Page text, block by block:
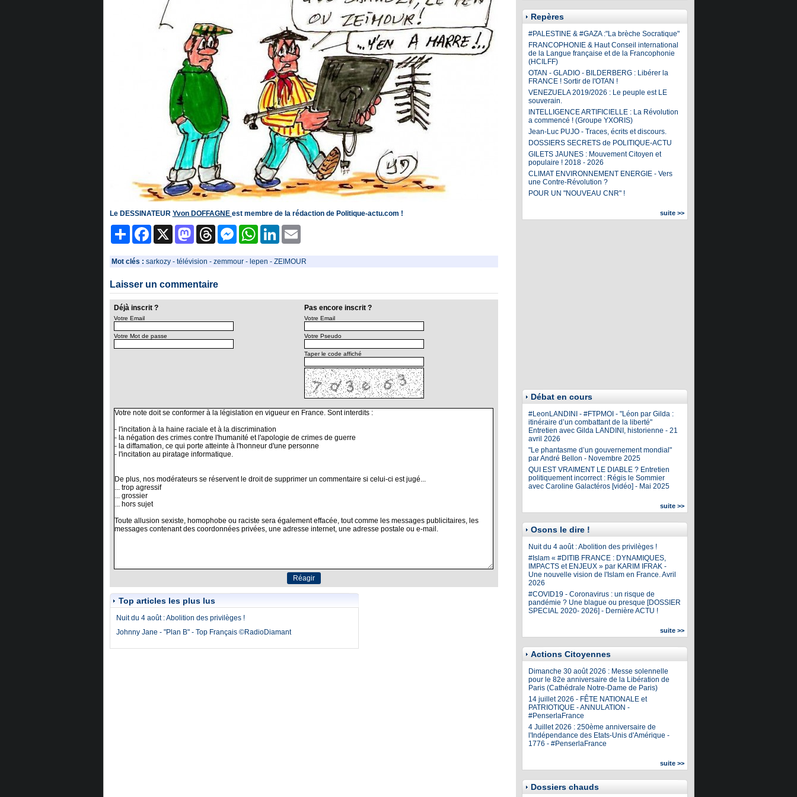
Le DESSINATEUR Yvon DOFFAGNE est membre de la rédaction de Politique-actu.com !
PartagerFacebook MastodonThreads MessengerWhatsAppLinkedIn
Mot clés : sarkozy- télévision - zemmour- lepen - ZEIMOUR
Laisser un commentaire
Déjà inscrit ? Pas encore inscrit ?
Votre Email
Votre Mot de passe
Votre Email
Votre Pseudo
Taper le code affiché
Top articles les plus lus
Nuit du 4 août : Abolition des privilèges !
Johnny Jane - "Plan B" - Top Français ©RadioDiamant
Repères
#PALESTINE & #GAZA :"La brèche Socratique"
FRANCOPHONIE & Haut Conseil international
de la Langue française et de la Francophonie
(HCILFF)
OTAN - GLADIO - BILDERBERG : Libérer la
FRANCE ! Sortir de l'OTAN !
VENEZUELA 2019/2026 : Le peuple est LE
souverain.
INTELLIGENCE ARTIFICIELLE : La Révolution
a commencé ! (Groupe YXORIS)
Jean-Luc PUJO - Traces, écrits et discours.
DOSSIERS SECRETS de POLITIQUE-ACTU
GILETS JAUNES : Mouvement Citoyen et
populaire ! 2018 - 2026
CLIMAT ENVIRONNEMENT ENERGIE - Vers
une Contre-Révolution ?
POUR UN "NOUVEAU CNR" !
suite >>
Débat en cours
#LeonLANDINI - #FTPMOI - "Léon par Gilda :
itinéraire d’un combattant de la liberté"
Entretien avec Gilda LANDINI, historienne - 21
avril 2026
"Le phantasme d’un gouvernement mondial"
par André Bellon - Novembre 2025
QUI EST VRAIMENT LE DIABLE ? Entretien
politiquement incorrect : Régis le Sommier
avec Caroline Galactéros [vidéo] - Mai 2025
suite >>
Osons le dire !
Nuit du 4 août : Abolition des privilèges !
#Islam « #DITIB FRANCE : DYNAMIQUES,
IMPACTS et ENJEUX » par KARIM IFRAK -
Une nouvelle vision de l'Islam en France. Avril
2026
#COVID19 - Coronavirus : un risque de
pandémie ? Une blague ou presque [DOSSIER
SPECIAL 2020- 2026] - Dernière ACTU !
suite >>
Actions Citoyennes
Dimanche 30 août 2026 : Messe solennelle
pour le 82e anniversaire de la Libération de
Paris (Cathédrale Notre-Dame de Paris)
14 juillet 2026 - FÊTE NATIONALE et
PATRIOTIQUE - ANNULATION -
#PenserlaFrance
4 Juillet 2026 : 250ème anniversaire de
l'Indépendance des Etats-Unis d'Amérique -
1776 - #PenserlaFrance
suite >>
Dossiers chauds